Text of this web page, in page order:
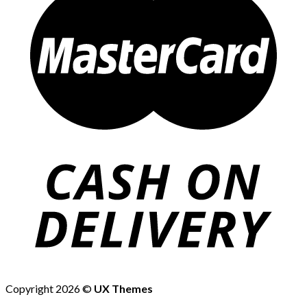
Copyright 2026 © UX Themes